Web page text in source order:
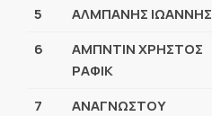
5
ΑΛΜΠΑΝΗΣ ΙΩΑΝΝΗΣ
6
ΑΜΠΝΤΙΝ ΧΡΗΣΤΟΣ
ΡΑΦΙΚ
7
ΑΝΑΓΝΩΣΤΟΥ